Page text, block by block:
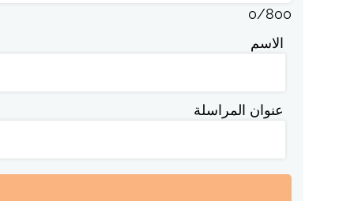
0/800
الاسم
عنوان المراسلة